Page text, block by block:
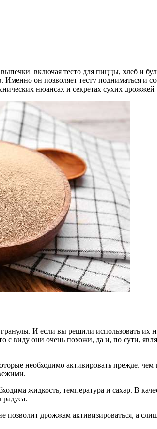
включая тесто для пиццы, хлеб и
Именно он позволяет тесту подниматься
нюансах и секретах сухих дрожжей
И если вы решили использовать их
с виду они очень похожи, да и, по сути,
необходимо активировать прежде,
жидкость, температура и сахар. В
позволит дрожжам активизироваться, а